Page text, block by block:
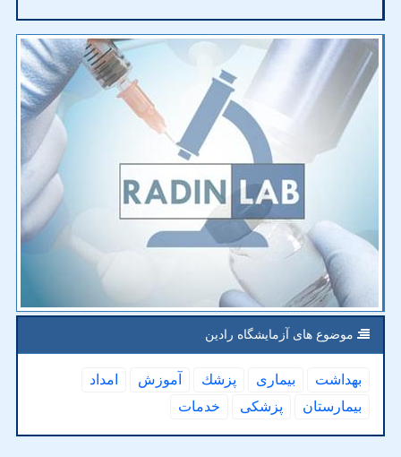
موضوع های آزمایشگاه رادین
بهداشت بیماری پزشك آموزش
امداد
بیمارستان
پزشكی خدمات